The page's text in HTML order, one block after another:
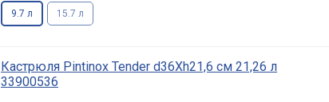
9.7 л 15.7 л
Кастрюля Pintinox Tender d36Xh21,6 см 21,26 л
33900536